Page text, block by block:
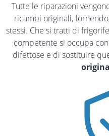
Tutte le riparazioni
ricambi originali,
stessi. Che si tratti di
competente si occupa
difettose e di sostituire